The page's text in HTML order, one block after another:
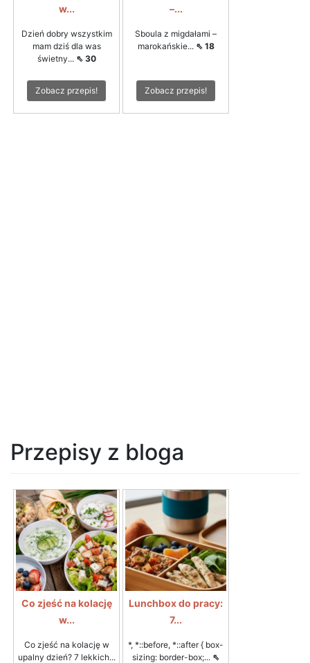
w...
Dzień dobry wszystkim
mam dziś dla was
świetny... ⇖ 30
Zobacz przepis!
–...
Sboula z migdałami –
marokańskie... ⇖ 18
Zobacz przepis!
Przepisy z bloga
Co zjeść na kolację
w...
Co zjeść na kolację w
upalny dzień? 7 lekkich...
Lunchbox do pracy:
7...
*, *::before, *::after { box-
sizing: border-box;... ⇖